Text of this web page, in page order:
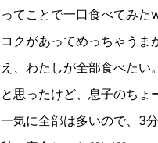
ってことで一口食べてみた
コクがあってめっちゃうま
え、わたしが全部食べたい
と思ったけど、息子のちょ
一気に全部は多いので、3分